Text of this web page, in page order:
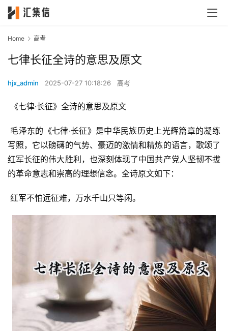
Home 高考
七律长征全诗的意思及原文
hjx_admin 2025-07-27 10:18:26 高考
《七律·长征》全诗的意思及原文
写照，它以磅礴的气势、豪迈的激情和精炼的语言，歌颂了
红军长征的伟大胜利，也深刻体现了中国共产党人坚韧不拔
的革命意志和崇高的理想信念。全诗原文如下：
红军不怕远征难，万水千山只等闲。